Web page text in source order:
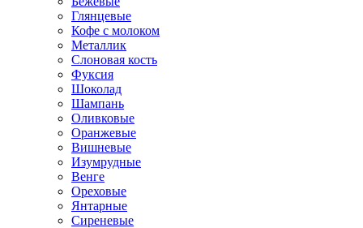
Глянцевые
Кофе с молоком
Металлик
Слоновая кость
Фуксия
Шоколад
Шампань
Оливковые
Оранжевые
Вишневые
Изумрудные
Венге
Ореховые
Янтарные
Сиреневые